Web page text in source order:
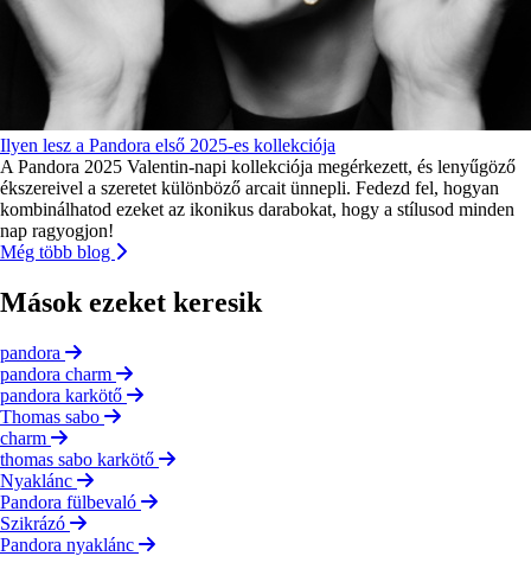
Ilyen lesz a Pandora első 2025-es kollekciója
A Pandora 2025 Valentin-napi kollekciója megérkezett, és lenyűgöző
ékszereivel a szeretet különböző arcait ünnepli. Fedezd fel, hogyan
kombinálhatod ezeket az ikonikus darabokat, hogy a stílusod minden
nap ragyogjon!
Még több blog
Mások ezeket keresik
pandora
pandora charm
pandora karkötő
Thomas sabo
charm
thomas sabo karkötő
Nyaklánc
Pandora fülbevaló
Szikrázó
Pandora nyaklánc